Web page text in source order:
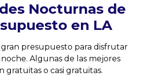
Nocturnas de
en LA
gran presupuesto para disfrutar
Algunas de las mejores
gratuitas o casi gratuitas.